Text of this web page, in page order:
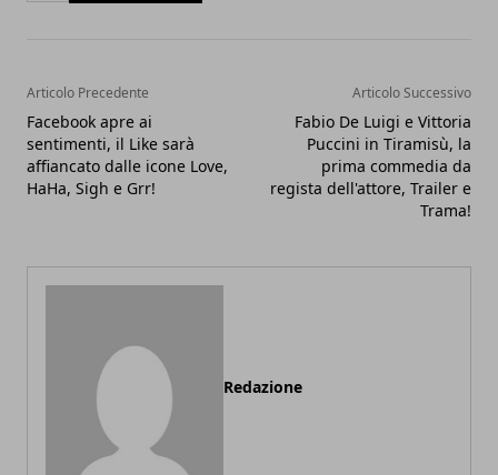
Articolo Precedente
Facebook apre ai
sentimenti, il Like sarà
affiancato dalle icone Love,
HaHa, Sigh e Grr!
Articolo Successivo
Fabio De Luigi e Vittoria
Puccini in Tiramisù, la
prima commedia da
regista dell'attore, Trailer e
Trama!
Redazione